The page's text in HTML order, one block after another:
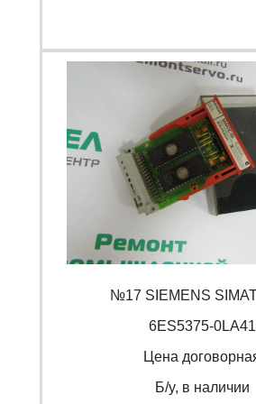
№17 SIEMENS
6ES5375-0LA41
Цена
Б/y, в наличии